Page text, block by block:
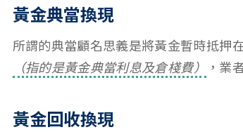
黃金典當換現
所謂的典當顧名思義是將黃金暫時抵押
（指的是黃金典當利息及倉棧費）
，業
黃金回收換現